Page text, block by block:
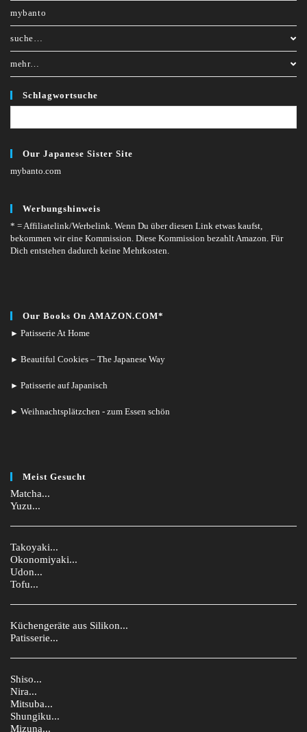
mybanto
suche…
mehr…
Schlagwortsuche
Our Japanese Sister Site
mybanto.com
Werbungshinweis
* = Affiliatelink/Werbelink. Wenn Du über diesen Link etwas kaufst,
bekommen wir eine Kommission. Diese Kommission bezahlt Amazon. Für
Dich entstehen dadurch keine Mehrkosten.
Our Books On AMAZON.COM*
► Patisserie At Home
► Beautiful Cookies – The Japanese Way
► Patisserie auf Japanisch
► Weihnachtsplätzchen - zum Essen schön
Meist Gesucht
Matcha...
Yuzu...
Takoyaki...
Okonomiyaki...
Udon...
Tofu...
Küchengeräte aus Silikon...
Patisserie...
Shiso...
Nira...
Mitsuba...
Shungiku...
Mizuna...